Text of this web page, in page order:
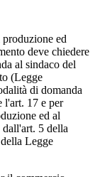
ed
deve chiedere
al sindaco del
(Legge
di domanda
l'art. 17 e per
ed al
5 della
Legge